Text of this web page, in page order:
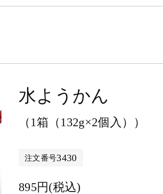
水ようかん
（1箱（132g×2個入））
注文番号3430
895円(税込)